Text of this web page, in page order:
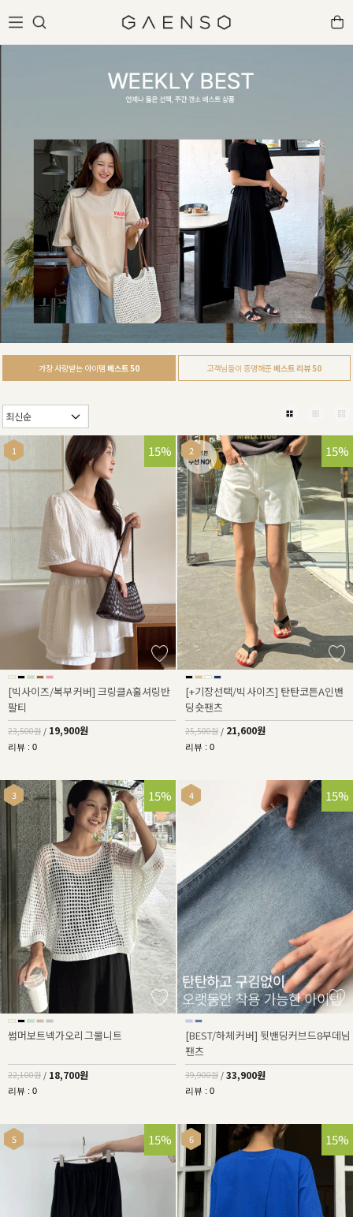
가장 사랑받는 아이템 베스트 50 고객님들이 증명해준 베스트 리뷰 50
15%
[빅사이즈/복부커버] 크링클A훌셔링반
팔티
23,500원 / 19,900원
리뷰 : 0
15%
[+기장선택/빅사이즈] 탄탄코튼A인밴
딩숏팬츠
25,500원 / 21,600원
리뷰 : 0
15%
썸머보트넥가오리그물니트
22,100원 / 18,700원
리뷰 : 0
15%
[BEST/하체커버] 뒷밴딩커브드8부데님
팬츠
39,900원 / 33,900원
리뷰 : 0
15% 15%